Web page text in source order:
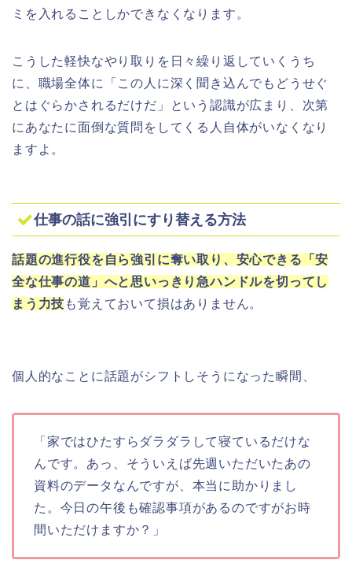
ミを入れることしかできなくなります。
こうした軽快なやり取りを日々繰り返していくうち
に、職場全体に「この人に深く聞き込んでもどうせぐ
とはぐらかされるだけだ」という認識が広まり、次第
にあなたに面倒な質問をしてくる人自体がいなくなり
ますよ。
仕事の話に強引にすり替える方法
話題の進行役を自ら強引に奪い取り、安心できる「安
全な仕事の道」へと思いっきり急ハンドルを切ってし
まう力技 も覚えておいて損はありません。
個人的なことに話題がシフトしそうになった瞬間、
「家ではひたすらダラダラして寝ているだけな
んです。あっ、そういえば先週いただいたあの
資料のデータなんですが、本当に助かりまし
た。今日の午後も確認事項があるのですがお時
間いただけますか？」